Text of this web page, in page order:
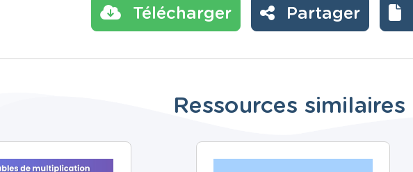
Télécharger Partager
Ressources similaires